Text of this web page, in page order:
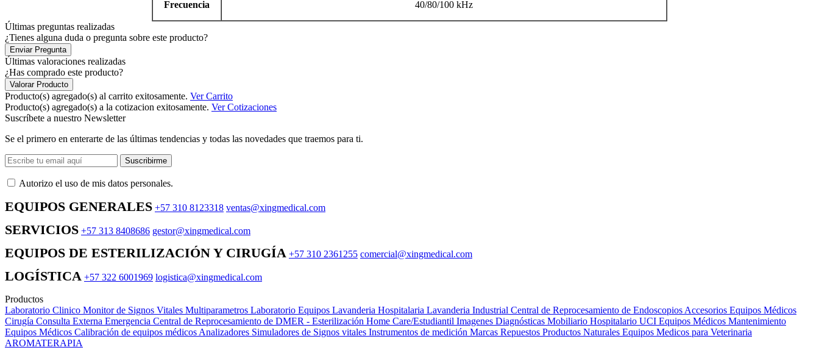
Frecuencia 40/80/100 kHz
Últimas preguntas realizadas
¿Tienes alguna duda o pregunta sobre este producto?
Enviar Pregunta
Últimas valoraciones realizadas
¿Has comprado este producto?
Valorar Producto
Producto(s) agregado(s) al carrito exitosamente. Ver Carrito
Producto(s) agregado(s) a la cotizacion exitosamente. Ver Cotizaciones
Suscríbete a nuestro Newsletter
Se el primero en enterarte de las últimas tendencias y todas las novedades que traemos para ti.
Suscribirme
Autorizo ​​el uso de mis datos personales.
EQUIPOS GENERALES +57 310 8123318 ventas@xingmedical.com
SERVICIOS +57 313 8408686 gestor@xingmedical.com
EQUIPOS DE ESTERILIZACIÓN Y CIRUGÍA +57 310 2361255 comercial@xingmedical.com
LOGÍSTICA +57 322 6001969 logistica@xingmedical.com
Productos
Laboratorio Clinico Monitor de Signos Vitales Multiparametros Laboratorio Equipos Lavanderia Hospitalaria Lavanderia Industrial Central de Reprocesamiento de Endoscopios Accesorios Equipos Médicos
Cirugía Consulta Externa Emergencia Central de Reprocesamiento de DMER - Esterilización Home Care/Estudiantil Imagenes Diagnósticas Mobiliario Hospitalario UCI Equipos Médicos Mantenimiento
Equipos Médicos Calibración de equipos médicos Analizadores Simuladores de Signos vitales Instrumentos de medición Marcas Repuestos Productos Naturales Equipos Medicos para Veterinaria
AROMATERAPIA